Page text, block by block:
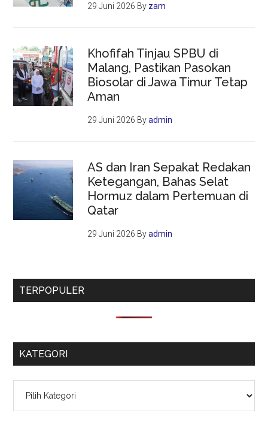
29 Juni 2026 By zam
Khofifah Tinjau SPBU di
Malang, Pastikan Pasokan
Biosolar di Jawa Timur Tetap
Aman
29 Juni 2026 Byadmin
AS dan Iran Sepakat Redakan
Ketegangan, Bahas Selat
Hormuz dalam Pertemuan di
Qatar
29 Juni 2026 Byadmin
TERPOPULER
KATEGORI